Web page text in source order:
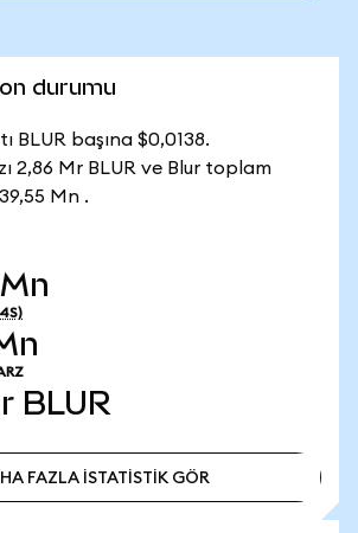
durumu
BLUR başına $0,0138.
2,86 Mr BLUR ve Blur toplam
Mn .
BLUR
FAZLA İSTATİSTİK GÖR